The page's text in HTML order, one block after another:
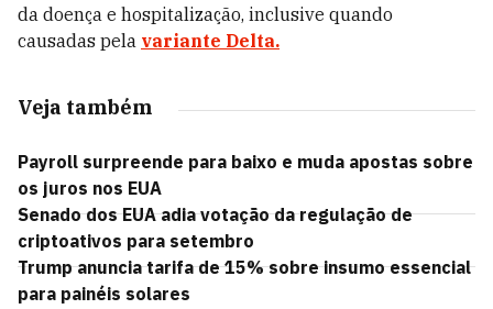
da doença e hospitalização, inclusive quando
causadas pela variante Delta.
Veja também
Payroll surpreende para baixo e muda apostas sobre
os juros nos EUA
Senado dos EUA adia votação da regulação de
criptoativos para setembro
Trump anuncia tarifa de 15% sobre insumo essencial
para painéis solares